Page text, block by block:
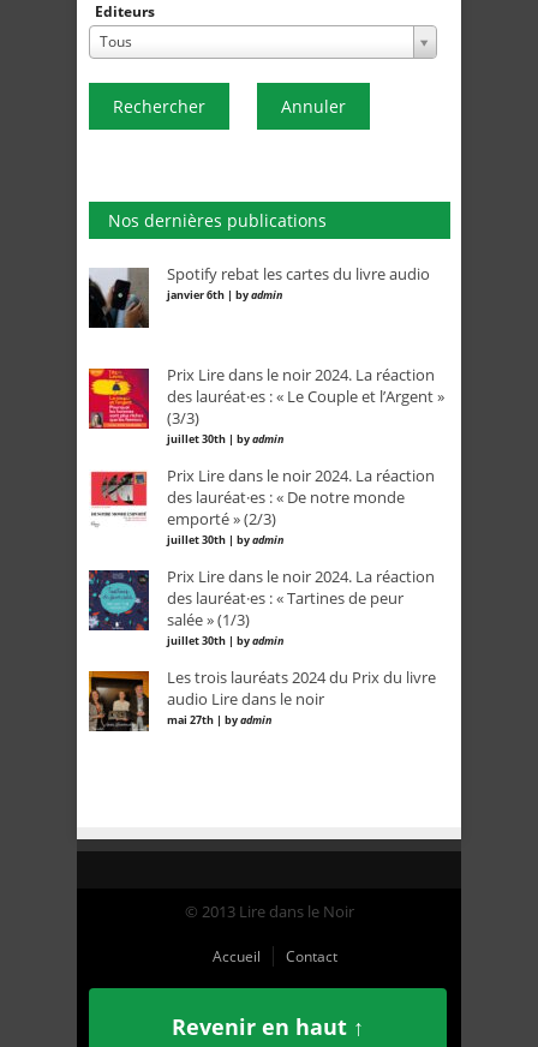
Editeurs
Tous
Rechercher Annuler
Nos dernières publications
Spotify rebat les cartes du livre audio
janvier 6th | byadmin
Prix Lire dans le noir 2024. La réaction
des lauréat·es : « Le Couple et l’Argent »
(3/3)
juillet 30th | byadmin
Prix Lire dans le noir 2024. La réaction
des lauréat·es : « De notre monde
emporté » (2/3)
juillet 30th | byadmin
Prix Lire dans le noir 2024. La réaction
des lauréat·es : « Tartines de peur
salée » (1/3)
juillet 30th | byadmin
Les trois lauréats 2024 du Prix du livre
audio Lire dans le noir
mai 27th | byadmin
© 2013 Lire dans le Noir
Accueil Contact
Revenir en haut ↑